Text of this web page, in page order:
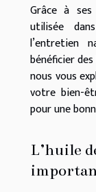
Grâce à
utilisée
l’entretien
bénéficier
nous vous
votre bien-
pour une
L’huile